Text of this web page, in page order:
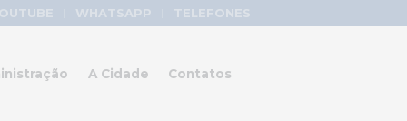
WHATSAPP TELEFONES
A Cidade Contatos